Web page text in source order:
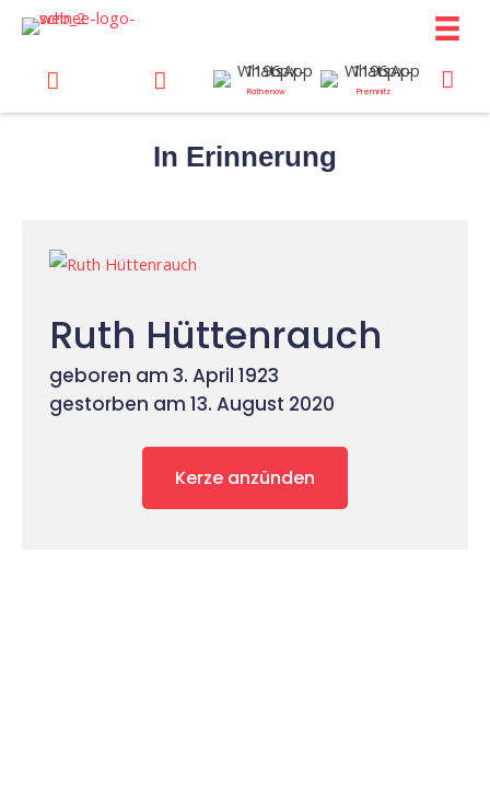
Zum
Inhalt
springen
Rathenow Premnitz
In Erinnerung
Ruth Hüttenrauch
geboren am 3. April 1923
gestorben am 13. August 2020
Kerze anzünden